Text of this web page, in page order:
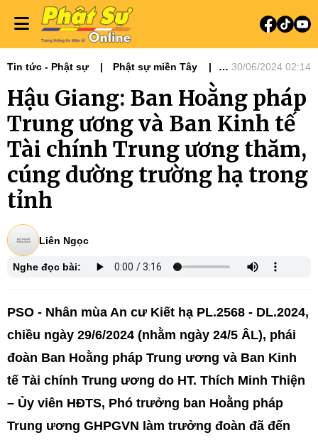
Tin tức - Phật sự
Phật sự miền Tây
13 Ban - Viện GHPGVN
Ban Hoằng pháp
Ban Kinh tế Tài chính
Tin tức
30/06/2024 02:14
Hậu Giang: Ban Hoằng pháp
Trung ương và Ban Kinh tế
Tài chính Trung ương thăm,
cúng dường trường hạ trong
tỉnh
Liên Ngọc
Nghe đọc bài:
PSO - Nhân mùa An cư Kiết hạ PL.2568 - DL.2024,
chiều ngày 29/6/2024 (nhằm ngày 24/5 ÂL), phái
đoàn Ban Hoằng pháp Trung ương và Ban Kinh
tế Tài chính Trung ương do HT. Thích Minh Thiện
– Ủy viên HĐTS, Phó trưởng ban Hoằng pháp
Trung ương GHPGVN làm trưởng đoàn đã đến